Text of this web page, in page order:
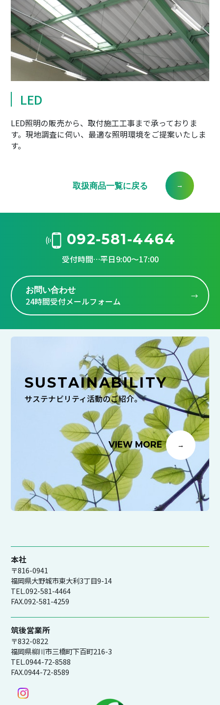
LED
LED照明の販売から、取付施工工事まで承っておりま
す。現地調査に伺い、最適な照明環境をご提案いたしま
す。
取扱商品一覧に戻る
092-581-4464
受付時間…平日9:00～17:00
お問い合わせ
24時間受付メールフォーム
SUSTAINABILITY
サステナビリティ活動のご紹介。
VIEW MORE
本社
〒816-0941
福岡県大野城市東大利3丁目9-14
TEL.092-581-4464
FAX.092-581-4259
筑後営業所
〒832-0822
福岡県柳川市三橋町下百町216-3
TEL.0944-72-8588
FAX.0944-72-8589